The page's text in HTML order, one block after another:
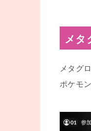
メタ
メタグ
ポケモ